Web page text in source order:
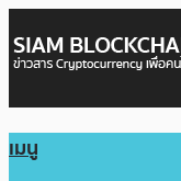
เมนู